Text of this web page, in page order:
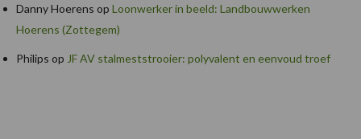
Danny Hoerens op Loonwerker in beeld: Landbouwwerken
Hoerens (Zottegem)
Philips op JF AV stalmeststrooier: polyvalent en eenvoud troef